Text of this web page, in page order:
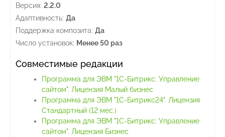
Версия: 2.2.0
Адаптивность: Да
Поддержка композита: Да
Число установок: Менее 50 раз
Совместимые редакции
Программа для ЭВМ "1С-Битрикс: Управление
сайтом". Лицензия Малый бизнес
Программа для ЭВМ "1С-Битрикс24". Лицензия
Стандартный (12 мес.)
Программа для ЭВМ "1С-Битрикс: Управление
сайтом". Лицензия Бизнес